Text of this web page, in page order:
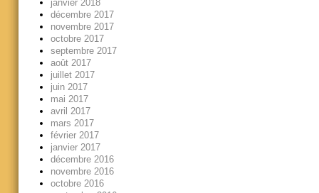
janvier 2018
décembre 2017
novembre 2017
octobre 2017
septembre 2017
août 2017
juillet 2017
juin 2017
mai 2017
avril 2017
mars 2017
février 2017
janvier 2017
décembre 2016
novembre 2016
octobre 2016